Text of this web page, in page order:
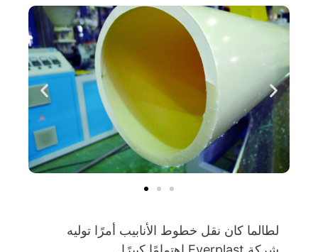
لطالما كان نقل خطوط الأنابيب أمرًا توليه